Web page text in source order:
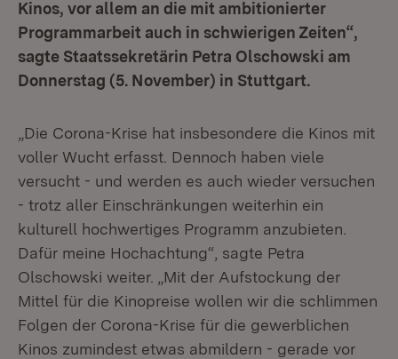
Kinos, vor allem an die mit ambitionierter
Programmarbeit auch in schwierigen Zeiten“,
sagte Staatssekretärin Petra Olschowski am
Donnerstag (5. November) in Stuttgart.
„Die Corona-Krise hat insbesondere die Kinos mit
voller Wucht erfasst. Dennoch haben viele
versucht - und werden es auch wieder versuchen
- trotz aller Einschränkungen weiterhin ein
kulturell hochwertiges Programm anzubieten.
Dafür meine Hochachtung“, sagte Petra
Olschowski weiter. „Mit der Aufstockung der
Mittel für die Kinopreise wollen wir die schlimmen
Folgen der Corona-Krise für die gewerblichen
Kinos zumindest etwas abmildern - gerade vor